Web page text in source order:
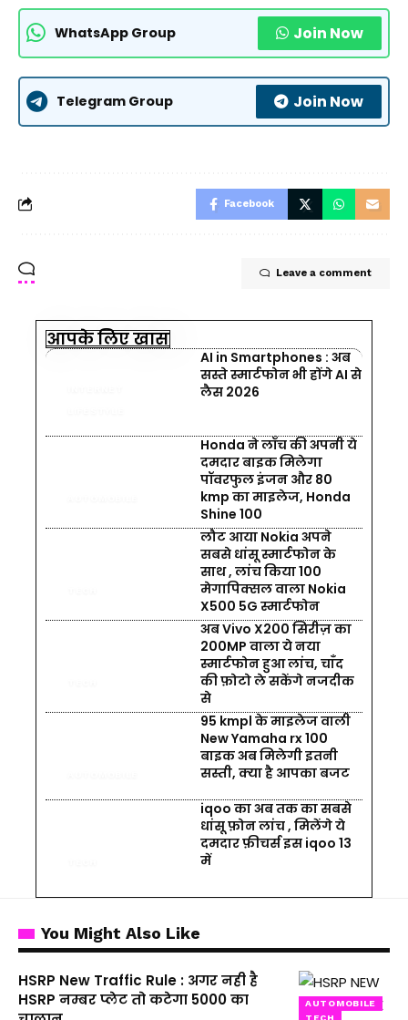
WhatsApp Group Join Now
Telegram Group Join Now
Facebook
Leave a comment
आपके लिए खास
AI in Smartphones : अब
सस्ते स्मार्टफोन भी होंगे AI से
लैस 2026
Honda ने लॉंच की अपनी ये
दमदार बाइक मिलेगा
पॉवरफुल इंजन और 80
kmp का माइलेज, Honda
Shine 100
लौट आया Nokia अपने
सबसे धांसू स्मार्टफोन के
साथ , लांच किया 100
मेगापिक्सल वाला Nokia
X500 5G स्मार्टफोन
अब Vivo X200 सिरीज़ का
200MP वाला ये नया
स्मार्टफोन हुआ लांच, चाँद
की फ़ोटो ले सकेंगे नजदीक
से
95 kmpl के माइलेज वाली
New Yamaha rx 100
बाइक अब मिलेगी इतनी
सस्ती, क्या है आपका बजट
iqoo का अब तक का सबसे
धांसू फ़ोन लांच , मिलेंगे ये
दमदार फ़ीचर्स इस iqoo 13
में
You Might Also Like
AUTOMOBILE
TECH
HSRP New Traffic Rule : अगर नही है
HSRP नम्बर प्लेट तो कटेगा 5000 का